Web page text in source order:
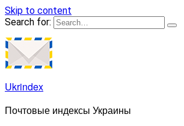
Skip to content
Search for:
Ukrindex
Почтовые индексы Украины